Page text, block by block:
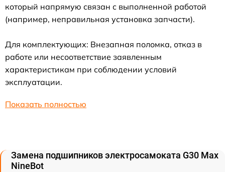
который напрямую связан с выполненной работой
(например, неправильная установка запчасти).
Для комплектующих: Внезапная поломка, отказ в
работе или несоответствие заявленным
характеристикам при соблюдении условий
эксплуатации.
Показать полностью
Замена подшипников электросамоката G30 Max
NineBot